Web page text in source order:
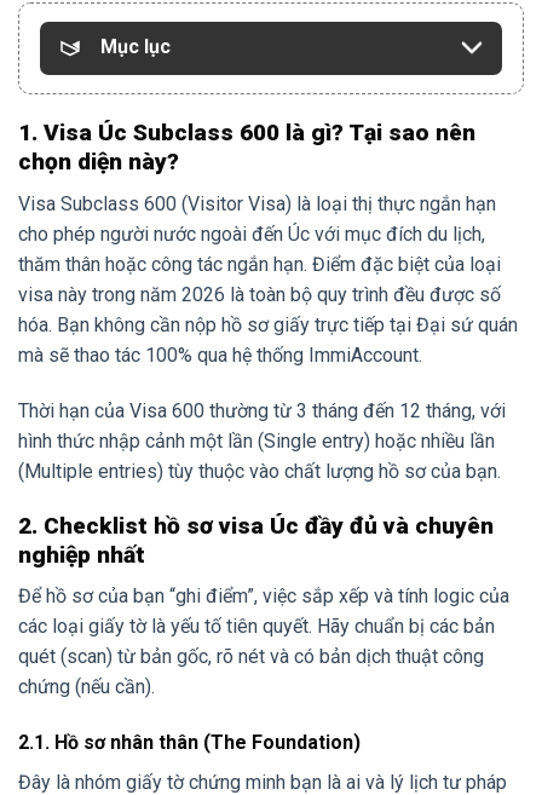
Mục lục
1. Visa Úc Subclass 600 là gì? Tại sao nên
chọn diện này?
Visa Subclass 600 (Visitor Visa) là loại thị thực ngắn hạn
cho phép người nước ngoài đến Úc với mục đích du lịch,
thăm thân hoặc công tác ngắn hạn. Điểm đặc biệt của loại
visa này trong năm 2026 là toàn bộ quy trình đều được số
hóa. Bạn không cần nộp hồ sơ giấy trực tiếp tại Đại sứ quán
mà sẽ thao tác 100% qua hệ thống ImmiAccount.
Thời hạn của Visa 600 thường từ 3 tháng đến 12 tháng, với
hình thức nhập cảnh một lần (Single entry) hoặc nhiều lần
(Multiple entries) tùy thuộc vào chất lượng hồ sơ của bạn.
2. Checklist hồ sơ visa Úc đầy đủ và chuyên
nghiệp nhất
Để hồ sơ của bạn “ghi điểm”, việc sắp xếp và tính logic của
các loại giấy tờ là yếu tố tiên quyết. Hãy chuẩn bị các bản
quét (scan) từ bản gốc, rõ nét và có bản dịch thuật công
chứng (nếu cần).
2.1. Hồ sơ nhân thân (The Foundation)
Đây là nhóm giấy tờ chứng minh bạn là ai và lý lịch tư pháp